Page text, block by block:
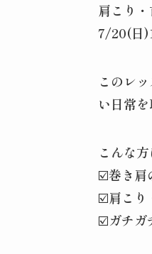
肩こり
7/20(日
このレ
い日常
こんな
☑️巻き肩
☑️肩こり
☑️ガチガ